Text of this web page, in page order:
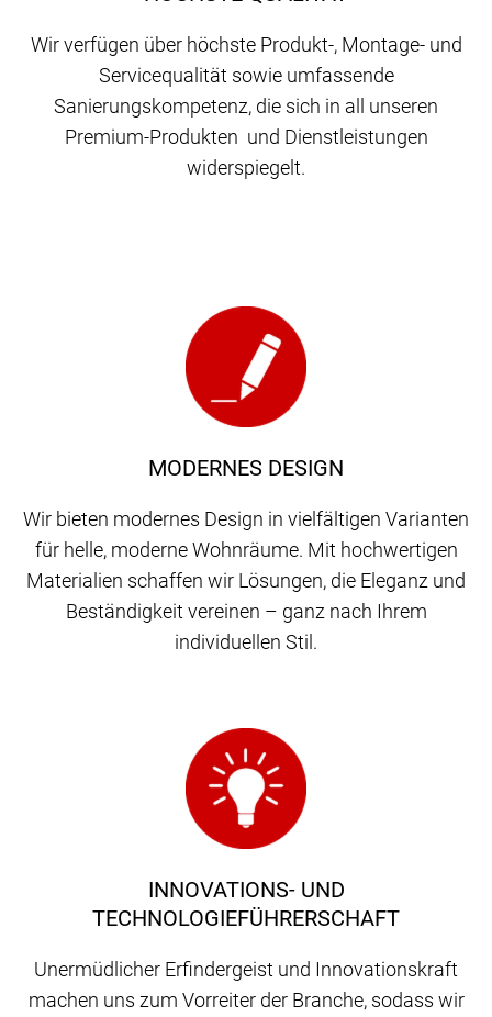
Wir verfügen über höchste Produkt-, Montage- und
Servicequalität sowie umfassende
Sanierungskompetenz, die sich in all unseren
Premium-Produkten und Dienstleistungen
widerspiegelt.
MODERNES DESIGN
Wir bieten modernes Design in vielfältigen Varianten
für helle, moderne Wohnräume. Mit hochwertigen
Materialien schaffen wir Lösungen, die Eleganz und
Beständigkeit vereinen – ganz nach Ihrem
individuellen Stil.
INNOVATIONS- UND
TECHNOLOGIEFÜHRERSCHAFT
Unermüdlicher Erfindergeist und Innovationskraft
machen uns zum Vorreiter der Branche, sodass wir